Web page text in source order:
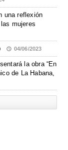
una reflexión
mujeres
04/06/2023
la obra “En
de La Habana,